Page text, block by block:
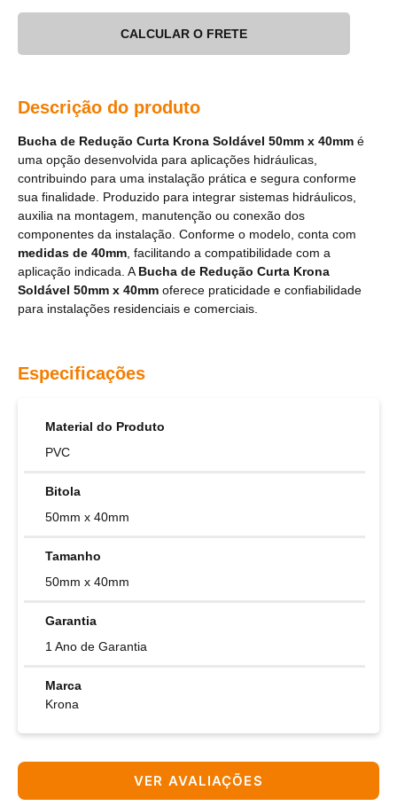
CALCULAR O FRETE
Descrição do produto
Bucha de Redução Curta Krona Soldável 50mm x 40mm é
uma opção desenvolvida para aplicações hidráulicas,
contribuindo para uma instalação prática e segura conforme
sua finalidade. Produzido para integrar sistemas hidráulicos,
auxilia na montagem, manutenção ou conexão dos
componentes da instalação. Conforme o modelo, conta com
medidas de 40mm , facilitando a compatibilidade com a
aplicação indicada. A Bucha de Redução Curta Krona
Soldável 50mm x 40mm oferece praticidade e confiabilidade
para instalações residenciais e comerciais.
Especificações
Material do Produto
PVC
Bitola
50mm x 40mm
Tamanho
50mm x 40mm
Garantia
1 Ano de Garantia
Marca
Krona
VER AVALIAÇÕES